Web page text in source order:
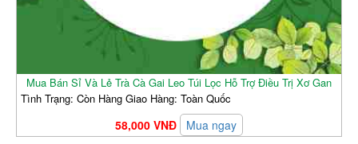
Mua Bán Sỉ Và Lẻ Trà Cà Gai Leo Túi Lọc Hỗ Trợ Điều Trị Xơ Gan
Tình Trạng: Còn Hàng Giao Hàng: Toàn Quốc
58,000 VNĐ Mua ngay